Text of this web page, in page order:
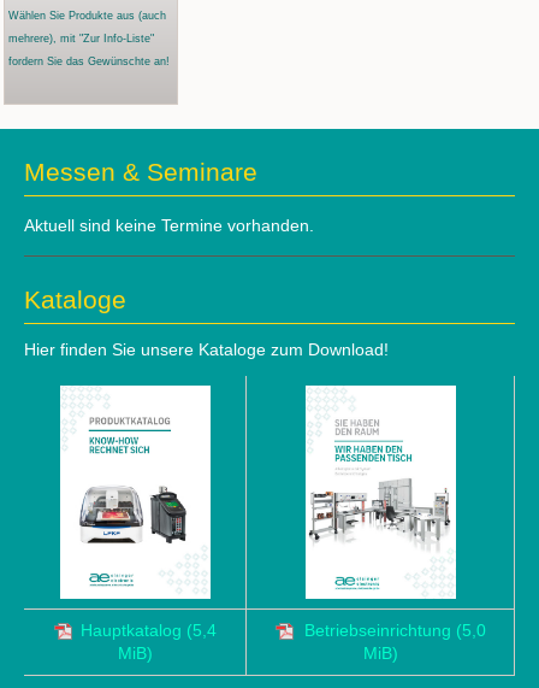
Wählen Sie Produkte aus (auch
mehrere), mit "Zur Info-Liste"
fordern Sie das Gewünschte an!
Messen & Seminare
Aktuell sind keine Termine vorhanden.
Kataloge
Hier finden Sie unsere Kataloge zum Download!
Hauptkatalog (5,4
MiB)
Betriebseinrichtung (5,0
MiB)